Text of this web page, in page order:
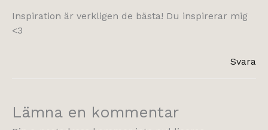
Inspiration är verkligen de bästa! Du inspirerar mig
<3
Svara
Lämna en kommentar